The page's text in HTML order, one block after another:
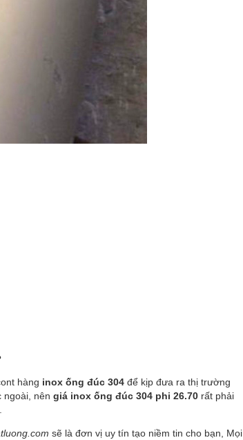
hàng inox ống đúc 304 để kịp đưa ra thị trường
ngoài, nên giá inox ống đúc 304 phi 26.70 rất phải
sẽ là đơn vị uy tín tạo niềm tin cho bạn, Mọi